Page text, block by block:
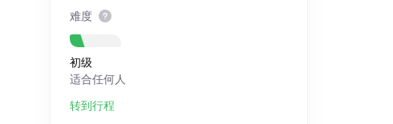
难度
初级
适合任何人
转到行程